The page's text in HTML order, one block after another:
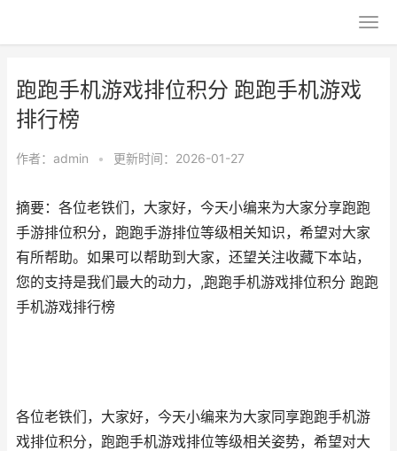
跑跑手机游戏排位积分 跑跑手机游戏
排行榜
作者： admin • 更新时间：2026-01-27
摘要：各位老铁们，大家好，今天小编来为大家分享跑跑
手游排位积分，跑跑手游排位等级相关知识，希望对大家
有所帮助。如果可以帮助到大家，还望关注收藏下本站，
您的支持是我们最大的动力，,跑跑手机游戏排位积分 跑跑
手机游戏排行榜
各位老铁们，大家好，今天小编来为大家同享跑跑手机游
戏排位积分，跑跑手机游戏排位等级相关姿势，希望对大